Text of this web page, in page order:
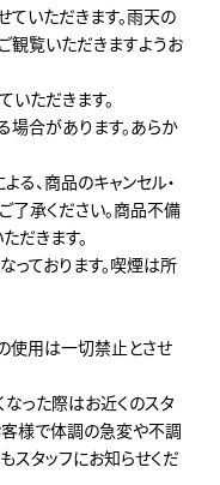
ていただきます。雨天の
観覧いただきますようお
ただきます。
合があります。あらか
、商品のキャンセル・
了承ください。商品不備
だきます。
っております。喫煙は所
使用は一切禁止とさせ
った際はお近くのスタ
客様で体調の急変や不調
スタッフにお知らせくだ